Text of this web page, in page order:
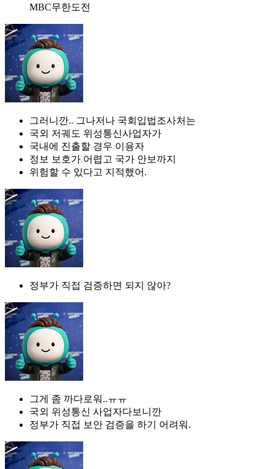
MBC무한도전
그러니깐.. 그나저나 국회입법조사처는
국외 저궤도 위성통신사업자가
국내에 진출할 경우 이용자
정보 보호가 어렵고 국가 안보까지
위험할 수 있다고 지적했어.
정부가 직접 검증하면 되지 않아?
그게 좀 까다로워..ㅠㅠ
국외 위성통신 사업자다보니깐
정부가 직접 보안 검증을 하기 어려워.